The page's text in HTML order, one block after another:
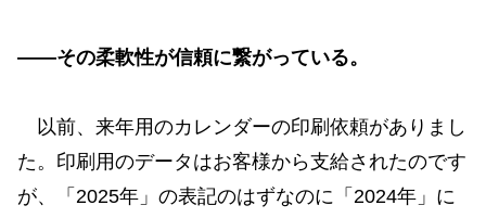
——その柔軟性が信頼に繋がっている。
以前、来年用のカレンダーの印刷依頼がありまし
た。印刷用のデータはお客様から支給されたのです
が、「2025年」の表記のはずなのに「2024年」に